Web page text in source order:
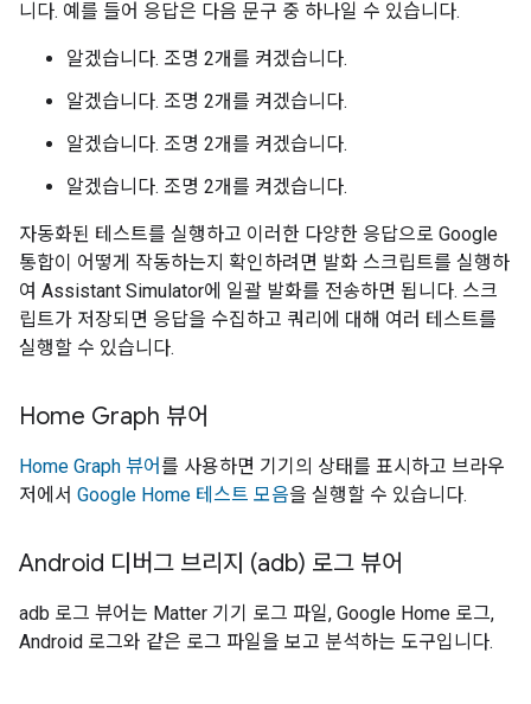
니다. 예를 들어 응답은 다음 문구 중 하나일 수 있습니다.
알겠습니다. 조명 2개를 켜겠습니다.
알겠습니다. 조명 2개를 켜겠습니다.
알겠습니다. 조명 2개를 켜겠습니다.
알겠습니다. 조명 2개를 켜겠습니다.
자동화된 테스트를 실행하고 이러한 다양한 응답으로 Google
통합이 어떻게 작동하는지 확인하려면 발화 스크립트를 실행하
여 Assistant Simulator에 일괄 발화를 전송하면 됩니다. 스크
립트가 저장되면 응답을 수집하고 쿼리에 대해 여러 테스트를
실행할 수 있습니다.
Home Graph 뷰어
Home Graph 뷰어를 사용하면 기기의 상태를 표시하고 브라우
저에서 Google Home 테스트 모음을 실행할 수 있습니다.
Android 디버그 브리지 (adb) 로그 뷰어
adb 로그 뷰어는 Matter 기기 로그 파일, Google Home 로그,
Android 로그와 같은 로그 파일을 보고 분석하는 도구입니다.